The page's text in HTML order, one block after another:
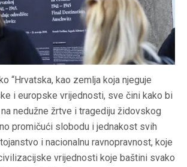
“Hrvatska, kao zemlja koja njeguje
i europske vrijednosti, sve čini kako bi
nedužne žrtve i tragediju židovskog
promičući slobodu i jednakost svih
i nacionalnu ravnopravnost, koje
vrijednosti koje baštini svako